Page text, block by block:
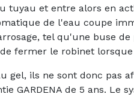
tuyau et entre alors en
de l'eau coupe
tel qu'une buse
fermer le robinet
gel, ils ne sont donc pas
GARDENA de 5 ans. Le